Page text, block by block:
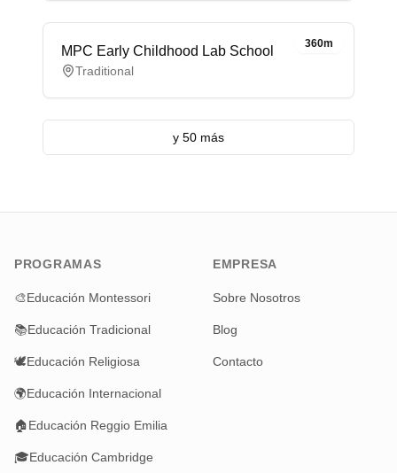
360m
MPC Early Childhood Lab School
Traditional
y 50 más
PROGRAMAS
🎨Educación Montessori
📚Educación Tradicional
🕊️Educación Religiosa
🌍Educación Internacional
🏠Educación Reggio Emilia
🎓Educación Cambridge
EMPRESA
Sobre Nosotros
Blog
Contacto